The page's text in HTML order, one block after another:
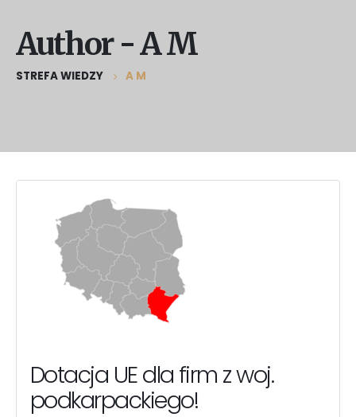
Author - A M
STREFA WIEDZY A M
Dotacja UE dla firm z woj.
podkarpackiego!